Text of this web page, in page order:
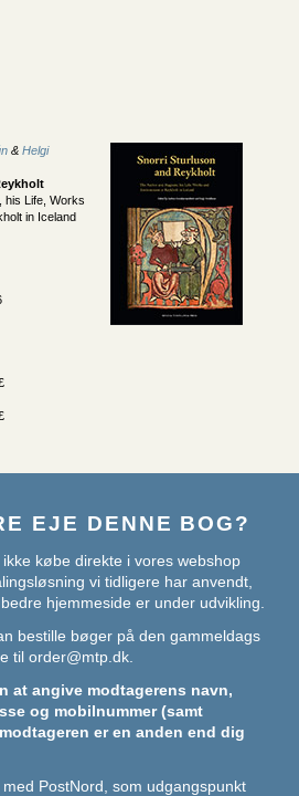
& Helgi
his Life, Works
in Iceland
EJE DENNE BOG?
købe direkte i vores webshop
vi tidligere har anvendt,
hjemmeside er under udvikling.
bestille bøger på den gammeldags
til order@mtp.dk.
at angive modtagerens navn,
og mobilnummer (samt
er en anden end dig
PostNord, som udgangspunkt